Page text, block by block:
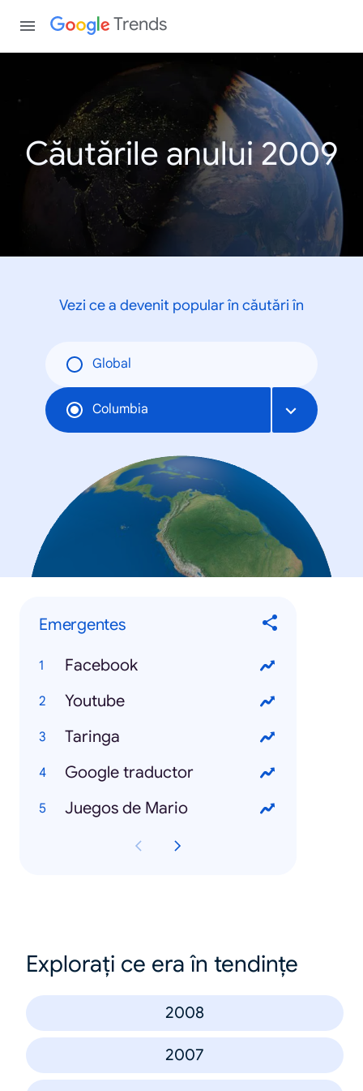
Trends
Căutările anului 2009
Vezi ce a devenit popular în căutări în
Global
Columbia
Emergentes
Facebook
Youtube
Taringa
Google traductor
Juegos de Mario
Explorați ce era în tendințe
2008
2007